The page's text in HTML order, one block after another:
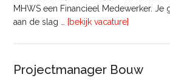
MHWS een Financieel Medewerker. Je
aan de slag …
[bekijk vacature]
32
Projectmanager Bouw